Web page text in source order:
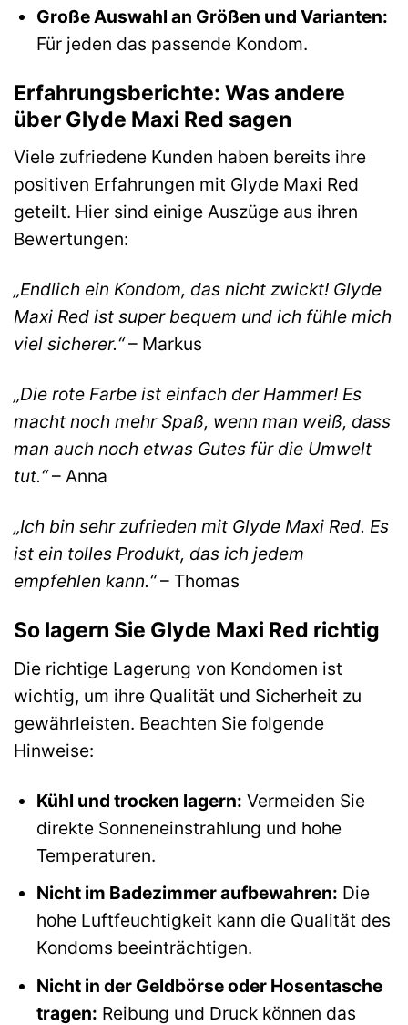
Große Auswahl an Größen und Varianten:
Für jeden das passende Kondom.
Erfahrungsberichte: Was andere
über Glyde Maxi Red sagen
Viele zufriedene Kunden haben bereits ihre
positiven Erfahrungen mit Glyde Maxi Red
geteilt. Hier sind einige Auszüge aus ihren
Bewertungen:
„Endlich ein Kondom, das nicht zwickt! Glyde
Maxi Red ist super bequem und ich fühle mich
viel sicherer.“– Markus
„Die rote Farbe ist einfach der Hammer! Es
macht noch mehr Spaß, wenn man weiß, dass
man auch noch etwas Gutes für die Umwelt
tut.“– Anna
„Ich bin sehr zufrieden mit Glyde Maxi Red. Es
ist ein tolles Produkt, das ich jedem
empfehlen kann.“– Thomas
So lagern Sie Glyde Maxi Red richtig
Die richtige Lagerung von Kondomen ist
wichtig, um ihre Qualität und Sicherheit zu
gewährleisten. Beachten Sie folgende
Hinweise:
Kühl und trocken lagern: Vermeiden Sie
direkte Sonneneinstrahlung und hohe
Temperaturen.
Nicht im Badezimmer aufbewahren: Die
hohe Luftfeuchtigkeit kann die Qualität des
Kondoms beeinträchtigen.
Nicht in der Geldbörse oder Hosentasche
tragen: Reibung und Druck können das